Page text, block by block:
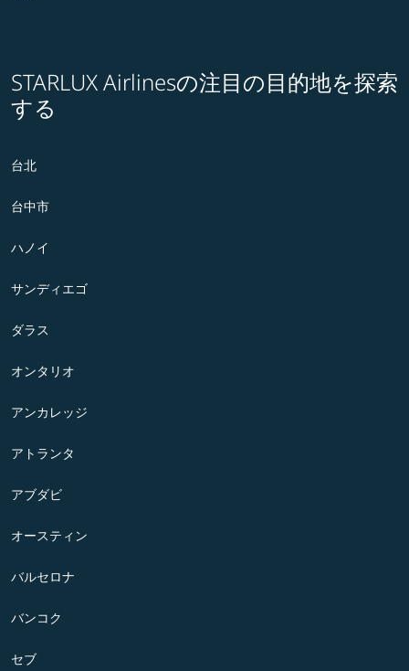
STARLUX Airlinesの注目の目的地を探索
する
台北
台中市
ハノイ
サンディエゴ
ダラス
オンタリオ
アンカレッジ
アトランタ
アブダビ
オースティン
バルセロナ
バンコク
セブ